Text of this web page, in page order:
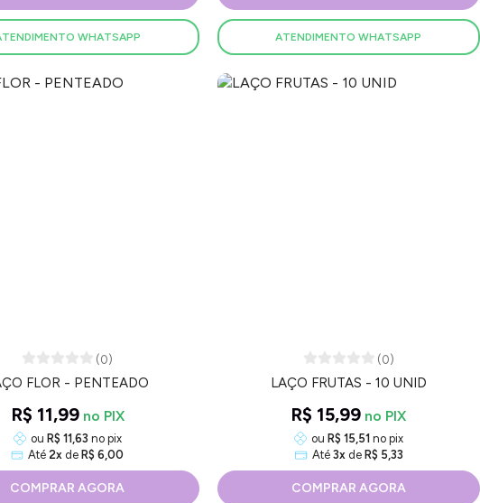
WHATSAPP ATENDIMENTO WHATSAPP
(0)
FLOR - PENTEADO
R$ 11,99
ou R$ 11,63 no pix
Até2x de R$ 6,00
COMPRAR AGORA
(0)
LAÇO FRUTAS - 10 UNID
R$ 15,99
ou R$ 15,51 no pix
Até 3xde R$ 5,33
COMPRAR AGORA